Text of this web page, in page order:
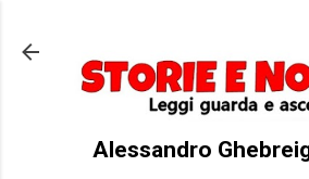
Alessandro